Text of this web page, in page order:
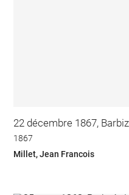
22 décembre 1867,
1867
Millet, Jean Francois